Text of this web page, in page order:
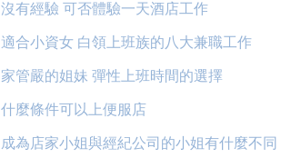
沒有經驗 可否體驗一天酒店工作
適合小資女 白領上班族的八大兼職工作
家管嚴的姐妹 彈性上班時間的選擇
什麼條件可以上便服店
成為店家小姐與經紀公司的小姐有什麼不同